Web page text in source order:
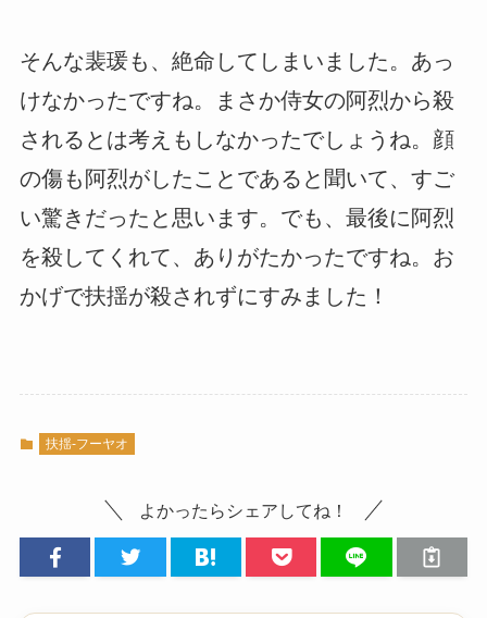
そんな裴瑗も、絶命してしまいました。あっ
けなかったですね。まさか侍女の阿烈から殺
されるとは考えもしなかったでしょうね。顔
の傷も阿烈がしたことであると聞いて、すご
い驚きだったと思います。でも、最後に阿烈
を殺してくれて、ありがたかったですね。お
かげで扶揺が殺されずにすみました！
扶揺-フーヤオ
よかったらシェアしてね！